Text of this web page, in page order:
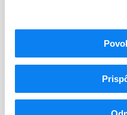
15 - ANTIBIOTICA (PROTI
ANTIBIOTIKÁ
J01F